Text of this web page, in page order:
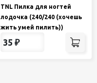
TNL Пилка для ногтей
лодочка (240/240 (хочешь
жить умей пилить))
35 ₽